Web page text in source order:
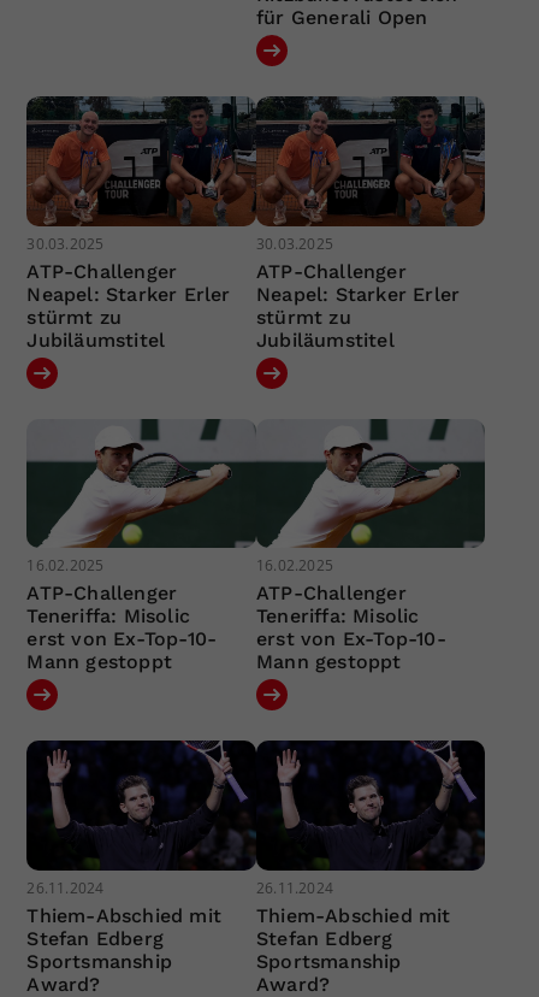
für Generali Open
30.03.2025
ATP-Challenger
Neapel: Starker Erler
stürmt zu
Jubiläumstitel
30.03.2025
ATP-Challenger
Neapel: Starker Erler
stürmt zu
Jubiläumstitel
16.02.2025
ATP-Challenger
Teneriffa: Misolic
erst von Ex-Top-10-
Mann gestoppt
16.02.2025
ATP-Challenger
Teneriffa: Misolic
erst von Ex-Top-10-
Mann gestoppt
26.11.2024
Thiem-Abschied mit
Stefan Edberg
Sportsmanship
Award?
26.11.2024
Thiem-Abschied mit
Stefan Edberg
Sportsmanship
Award?